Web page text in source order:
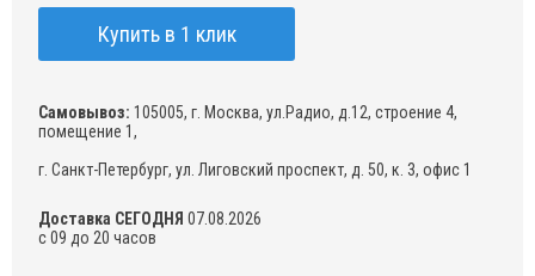
Купить в 1 клик
Самовывоз: 105005, г. Москва, ул.Радио, д.12, строение 4,
помещение 1,
г. Санкт-Петербург, ул. Лиговский проспект, д. 50, к. 3, офис 1
Доставка СЕГОДНЯ 07.08.2026
с 09 до 20 часов